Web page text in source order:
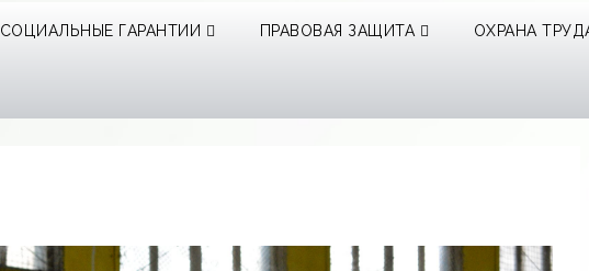
СОЦИАЛЬНЫЕ ГАРАНТИИ ПРАВОВАЯ ЗАЩИТА ОХРАНА